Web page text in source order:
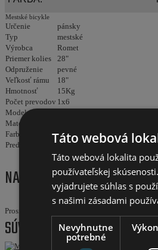
Mestské bicykle
Určenie
pánsky
Typ
mestské
Výrobca
Romet
Priemer kolies
28"
Odpruženie
pevné
Veľkosť rámu
18"
Hmotnosť
15Kg
Počet prevodov 1x6
Modelový rok
Materiál rámu
Farba
tyrkysová
Predný zdvih
NAPÍSAŤ RECENZIU
Prosím
SÚVISIACE PRODUKTY
Táto webová
Táto webová lokalita
používateľskej
vyjadrujete súhlas s
s našimi zásadami
Nevyhnutne
potrebné